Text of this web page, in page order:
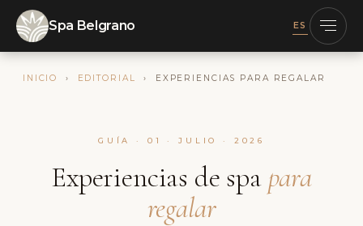
Spa Belgrano ES
INICIO › EDITORIAL › EXPERIENCIAS PARA REGALAR
GUÍA · 01 · JULIO · 2026
Experiencias de spa para
regalar